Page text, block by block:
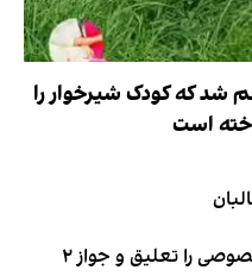
شد که کودک شیرخوار را
است
طالبان فعالیت ۷ دانشگاه خصوصی را تعلیق و جواز ۲